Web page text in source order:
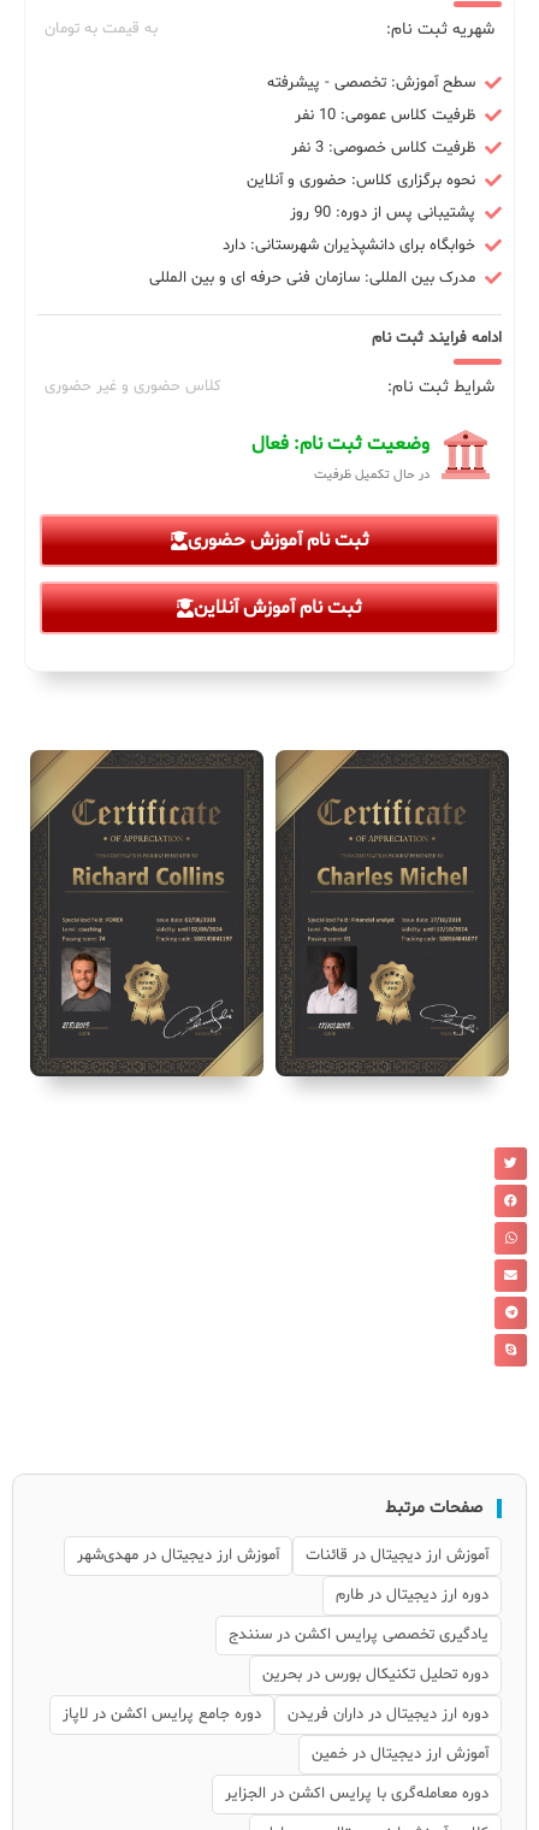
شهریه ثبت نام: به قیمت به تومان
سطح آموزش: تخصصی - پیشرفته
ظرفیت کلاس عمومی: 10 نفر
ظرفیت کلاس خصوصی: 3 نفر
نحوه برگزاری کلاس: حضوری و آنلاین
پشتیبانی پس از دوره: 90 روز
خوابگاه برای دانشپذیران شهرستانی: دارد
مدرک بین المللی: سازمان فنی حرفه ای و بین المللی
ادامه فرایند ثبت نام
شرایط ثبت نام: کلاس حضوری و غیر حضوری
وضعیت ثبت نام: فعال
در حال تکمیل ظرفیت
ثبت نام آموزش حضوری
ثبت نام آموزش آنلاین
صفحات مرتبط
آموزش ارز دیجیتال در قائنات
آموزش ارز دیجیتال در مهدی‌شهر
دوره ارز دیجیتال در طارم
یادگیری تخصصی پرایس اکشن در سنندج
دوره تحلیل تکنیکال بورس در بحرین
دوره ارز دیجیتال در داران فریدن
دوره جامع پرایس اکشن در لاپاز
آموزش ارز دیجیتال در خمین
دوره معامله‌گری با پرایس اکشن در الجزایر